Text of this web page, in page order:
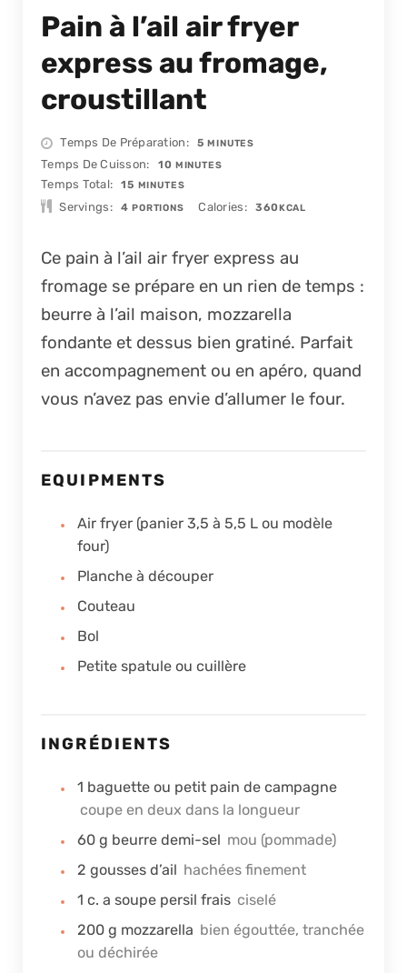
Pain à l’ail air fryer
express au fromage,
croustillant
Temps De Préparation 5MINUTES
MINUTES
Temps De Cuisson 10MINUTES
MINUTES
Temps Total 15 MINUTES
MINUTES
Servings 4 PORTIONS Calories 360KCAL
Ce pain à l’ail air fryer express au
fromage se prépare en un rien de temps :
beurre à l’ail maison, mozzarella
fondante et dessus bien gratiné. Parfait
en accompagnement ou en apéro, quand
vous n’avez pas envie d’allumer le four.
EQUIPMENTS
Air fryer (panier 3,5 à 5,5 L ou modèle
four)
Planche à découper
Couteau
Bol
Petite spatule ou cuillère
INGRÉDIENTS
1 baguette ou petit pain de campagne
coupe en deux dans la longueur
60 g beurre demi-sel mou (pommade)
2 gousses d’ail hachées finement
1 c. a soupe persil frais ciselé
200 g mozzarella bien égouttée, tranchée
ou déchirée